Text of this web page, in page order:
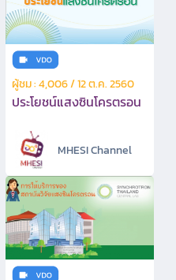
ผู้ชม : 4,006 / 12 ต.ค. 2560
ประโยชน์แสงซินโครตรอน
MHESI Channel